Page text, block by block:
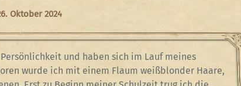
Oktober 2024
und haben sich im Lauf meines
wurde ich mit einem Flaum weißblonder Haare,